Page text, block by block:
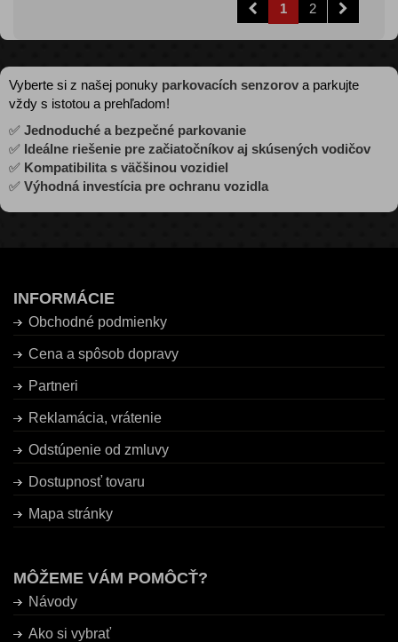
1 2
Vyberte si z našej ponuky parkovacích senzorov a parkujte
vždy s istotou a prehľadom!
✅ Jednoduché a bezpečné parkovanie
✅ Ideálne riešenie pre začiatočníkov aj skúsených vodičov
✅ Kompatibilita s väčšinou vozidiel
✅ Výhodná investícia pre ochranu vozidla
INFORMÁCIE
Obchodné podmienky
Cena a spôsob dopravy
Partneri
Reklamácia, vrátenie
Odstúpenie od zmluvy
Dostupnosť tovaru
Mapa stránky
MÔŽEME VÁM POMÔCŤ?
Návody
Ako si vybrať